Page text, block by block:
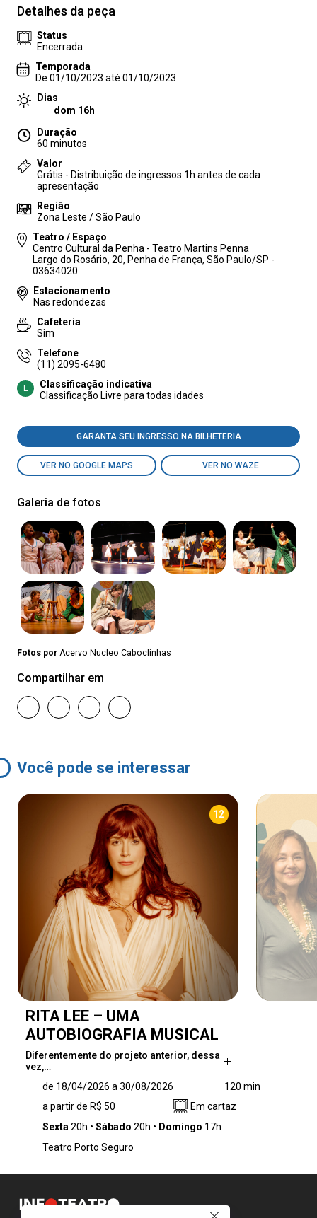
Detalhes da peça
Status
Encerrada
Temporada
De 01/10/2023 até 01/10/2023
Dias
dom 16h
Duração
60 minutos
Valor
Grátis - Distribuição de ingressos 1h antes de cada
apresentação
Região
Zona Leste / São Paulo
Teatro / Espaço
Centro Cultural da Penha - Teatro Martins Penna
Largo do Rosário, 20, Penha de França, São Paulo/SP -
03634020
Estacionamento
Nas redondezas
Cafeteria
Sim
Telefone
(11) 2095-6480
L
Classificação indicativa
Classificação Livre para todas idades
GARANTA SEU INGRESSO NA BILHETERIA
VER NO GOOGLE MAPS VER NO WAZE
Galeria de fotos
Fotos por Acervo Nucleo Caboclinhas
Compartilhar em
Você pode se interessar
12
RITA LEE – UMA
AUTOBIOGRAFIA MUSICAL
Diferentemente do projeto anterior, dessa
vez,…
vez, Mel conta a história de Rita com base no
livro da cantora, lançado em 2016 e um dos
maiores sucessos editoriais do Brasil. O livro
uma honestidade escancarada, a ponto de ter
ideia do novo musical surgiu quando Mel
gravou a versão em audiolivro, como Rita, em
de 18/04/2026 a 30/08/2026
120 min
a partir de R$ 50
Em cartaz
Sexta 20h Sábado 20h Domingo 17h
Teatro Porto Seguro